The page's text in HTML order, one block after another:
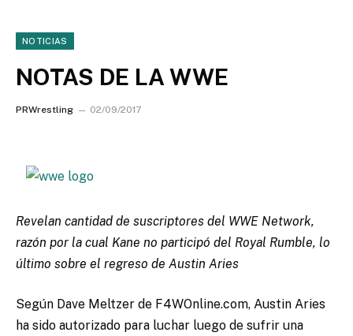
NOTICIAS
NOTAS DE LA WWE
PRWrestling 02/09/2017
Revelan cantidad de suscriptores del WWE Network,
razón por la cual Kane no participó del Royal Rumble, lo
último sobre el regreso de Austin Aries
Según Dave Meltzer de F4WOnline.com, Austin Aries
ha sido autorizado para luchar luego de sufrir una